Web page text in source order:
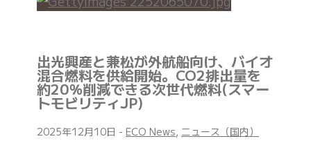
出光興産と兼松が外航船向け、バイオ
混合燃料を供給開始。CO2排出量を
約20％削減できる次世代燃料(スマー
トモビリティJP)
2025年12月10日 - ECO News, ニュース（国内）